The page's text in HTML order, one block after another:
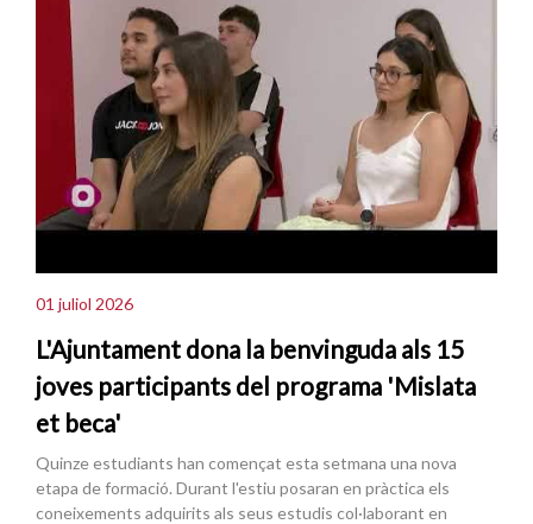
01 juliol 2026
L'Ajuntament dona la benvinguda als 15
joves participants del programa 'Mislata
et beca'
Quinze estudiants han començat esta setmana una nova
etapa de formació. Durant l'estiu posaran en pràctica els
coneixements adquirits als seus estudis col·laborant en